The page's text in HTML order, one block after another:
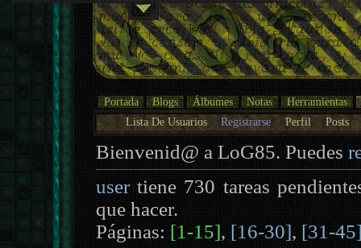
Portada Blogs Álbumes Notas
Herramientas
Lista De Usuarios
Registrarse Perfil Posts
Bienvenid@ a LoG85. Puedes
usertiene 730 tareas
que hacer.
Páginas: [1-15], [16-30], [31-